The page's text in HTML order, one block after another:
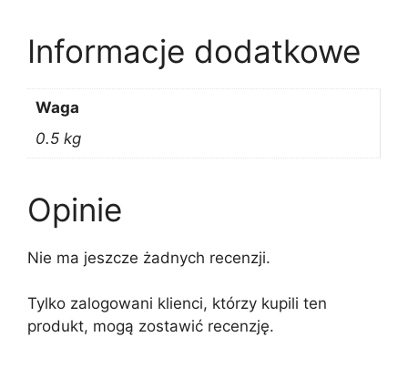
Informacje dodatkowe
Waga
0.5 kg
Opinie
Nie ma jeszcze żadnych recenzji.
Tylko zalogowani klienci, którzy kupili ten
produkt, mogą zostawić recenzję.